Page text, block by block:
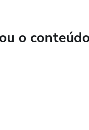
o conteúdo